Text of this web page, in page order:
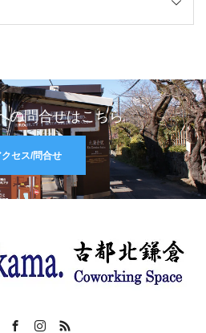
の問合せはこちら
クセス/問合せ
FacebookInstagram